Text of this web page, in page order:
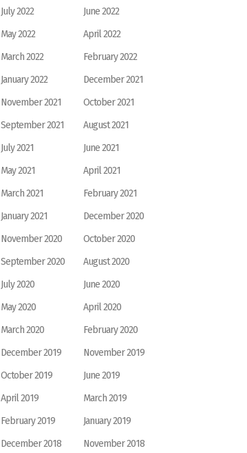
July 2022
June 2022
May 2022
April 2022
March 2022
February 2022
January 2022
December 2021
November 2021
October 2021
September 2021
August 2021
July 2021
June 2021
May 2021
April 2021
March 2021
February 2021
January 2021
December 2020
November 2020
October 2020
September 2020
August 2020
July 2020
June 2020
May 2020
April 2020
March 2020
February 2020
December 2019
November 2019
October 2019
June 2019
April 2019
March 2019
February 2019
January 2019
December 2018
November 2018